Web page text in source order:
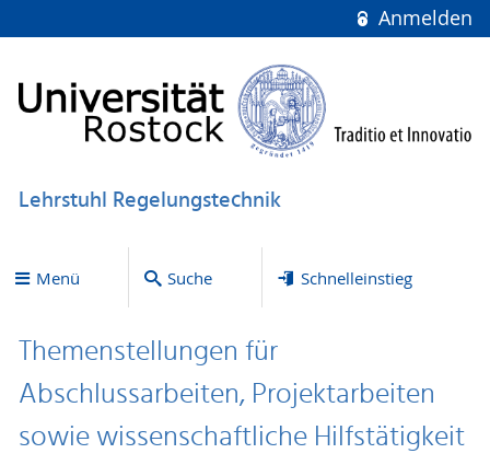
Anmelden
Lehrstuhl Regelungstechnik
Menü Suche Schnelleinstieg
Themenstellungen für
Abschlussarbeiten, Projektarbeiten
sowie wissenschaftliche Hilfstätigkeit